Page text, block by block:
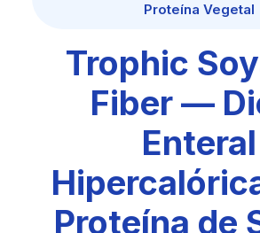
Proteína Vegetal
Trophic
Fiber —
Enteral
Proteína de